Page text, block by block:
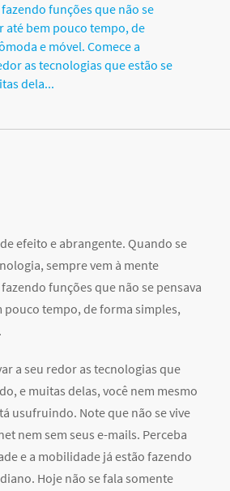
funções que não se
até bem pouco tempo, de
e móvel. Comece a
as tecnologias que estão se
dela...
efeito e abrangente. Quando se
sempre vem à mente
funções que não se pensava
pouco tempo, de forma simples,
a seu redor as tecnologias que
e muitas delas, você nem mesmo
usufruindo. Note que não se vive
nem sem seus e-mails. Perceba
e a mobilidade já estão fazendo
Hoje não se fala somente